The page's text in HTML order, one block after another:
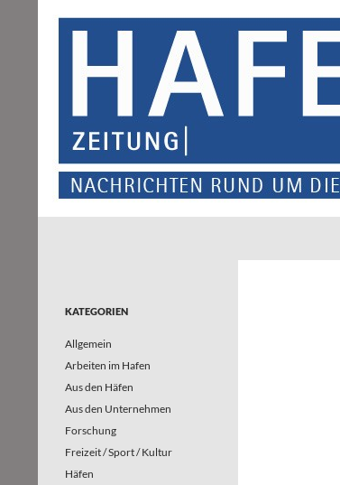
KATEGORIEN
Allgemein
Arbeiten im Hafen
Aus den Häfen
Aus den Unternehmen
Forschung
Freizeit / Sport / Kultur
Häfen